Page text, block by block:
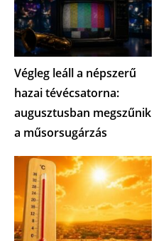
Végleg leáll a népszerű
hazai tévécsatorna:
augusztusban megszűnik
a műsorsugárzás